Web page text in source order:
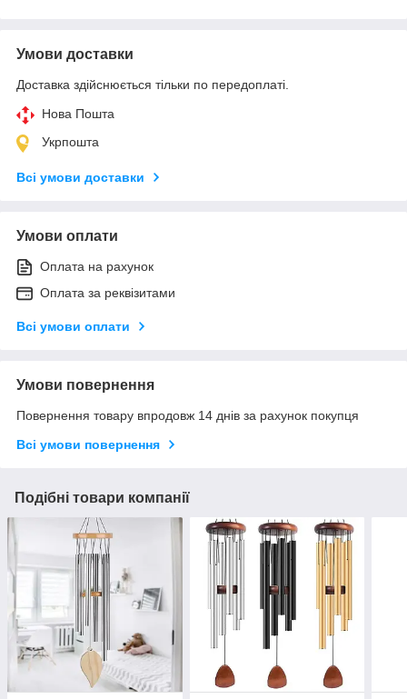
Умови доставки
Доставка здійснюється тільки по передоплаті.
Нова Пошта
Укрпошта
Всі умови доставки
Умови оплати
Оплата на рахунок
Оплата за реквізитами
Всі умови оплати
Умови повернення
Повернення товару впродовж 14 днів за рахунок покупця
Всі умови повернення
Подібні товари компанії